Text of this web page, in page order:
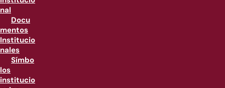
nal
Docu
mentos
Institucio
nales
Símbo
los
institucio